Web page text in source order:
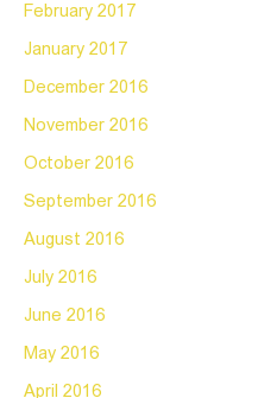
February 2017
January 2017
December 2016
November 2016
October 2016
September 2016
August 2016
July 2016
June 2016
May 2016
April 2016